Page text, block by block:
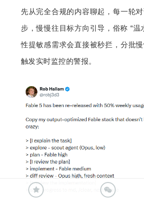
先从完全合规的内容聊起，每一轮
步，慢慢往目标方向引导，俗称 “温
性提敏感需求会直接被秒拦，分批
触发实时监控的警报。